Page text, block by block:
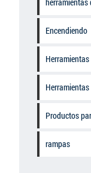
Encendiendo
Productos
rampas